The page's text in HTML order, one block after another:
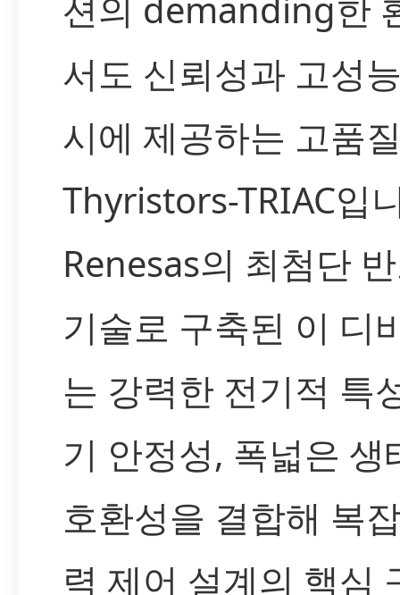
서도 신뢰성과 고성
시에 제공하는 고품
Thyristors-TRIAC입
Renesas의 최첨단
기술로 구축된 이 디
는 강력한 전기적 특
기 안정성, 폭넓은 생
호환성을 결합해 복
력 제어 설계의 핵심